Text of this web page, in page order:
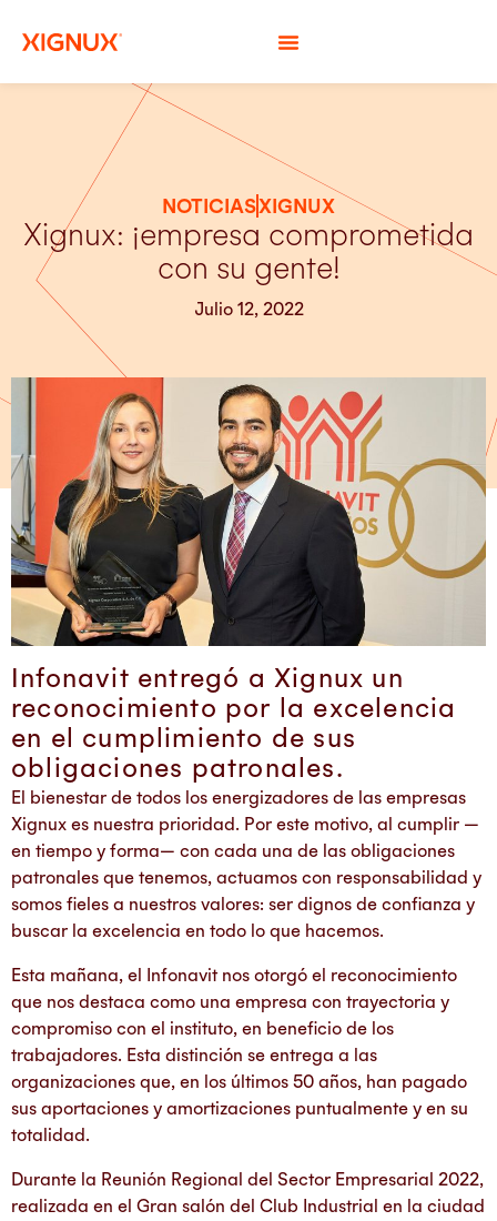
NOTICIASXIGNUX
Xignux: ¡empresa comprometida
con su gente!
Julio 12, 2022
Infonavit entregó a Xignux un
reconocimiento por la excelencia
en el cumplimiento de sus
obligaciones patronales.
El bienestar de todos los energizadores de las empresas
Xignux es nuestra prioridad. Por este motivo, al cumplir —
en tiempo y forma— con cada una de las obligaciones
patronales que tenemos, actuamos con responsabilidad y
somos fieles a nuestros valores: ser dignos de confianza y
buscar la excelencia en todo lo que hacemos.
Esta mañana, el Infonavit nos otorgó el reconocimiento
que nos destaca como una empresa con trayectoria y
compromiso con el instituto, en beneficio de los
trabajadores. Esta distinción se entrega a las
organizaciones que, en los últimos 50 años, han pagado
sus aportaciones y amortizaciones puntualmente y en su
totalidad.
Durante la Reunión Regional del Sector Empresarial 2022,
realizada en el Gran salón del Club Industrial en la ciudad